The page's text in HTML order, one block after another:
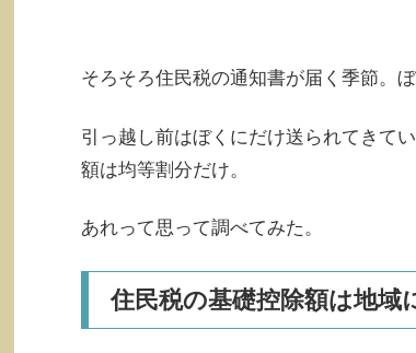
そろそろ住民税の通知書が届く季節。
引っ越し前はぼくにだけ送られてきて
額は均等割分だけ。
あれって思って調べてみた。
住民税の基礎控除額は地域